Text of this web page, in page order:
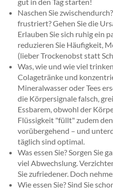
Naschen Sie
frustriert? Gehen Sie die
Erlauben Sie sich ruhig ein
reduzieren Sie Häufigkeit,
(lieber Trockenobst statt
Was, wie und wie viel
Colagetränke und
Mineralwasser oder Tees
die Körpersignale falsch,
Essbarem, obwohl der
Flüssigkeit "füllt" zudem
vorübergehend – und
täglich sind optimal.
Was essen Sie? Sorgen Sie
viel Abwechslung.
Sie zufriedener. Doch
Wie essen Sie? Sind Sie